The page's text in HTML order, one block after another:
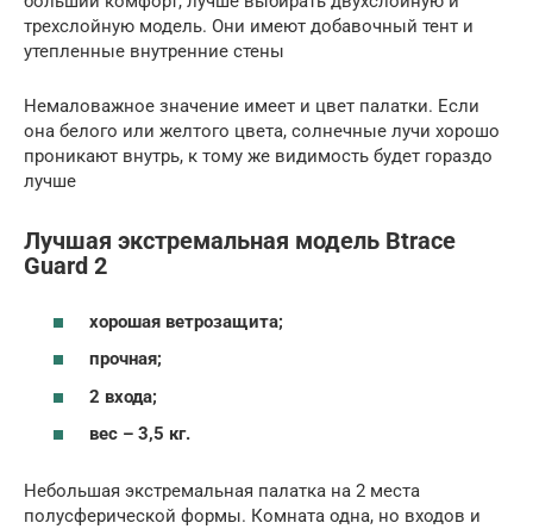
трехслойную модель. Они имеют добавочный тент и
утепленные внутренние стены
Немаловажное значение имеет и цвет палатки. Если
она белого или желтого цвета, солнечные лучи хорошо
проникают внутрь, к тому же видимость будет гораздо
лучше
Лучшая экстремальная модель Btrace
Guard 2
хорошая ветрозащита;
прочная;
2 входа;
вес – 3,5 кг.
Небольшая экстремальная палатка на 2 места
полусферической формы. Комната одна, но входов и